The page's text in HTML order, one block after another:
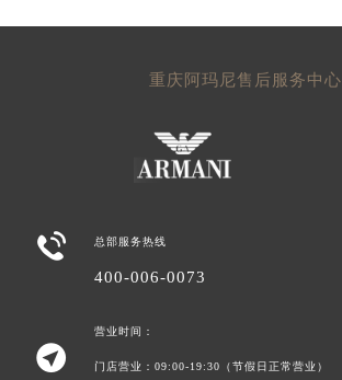
重庆阿玛尼售后服务中心
 总部服务热线
400-006-0073

营业时间：
门店营业：09:00-19:30（节假日正常营业）